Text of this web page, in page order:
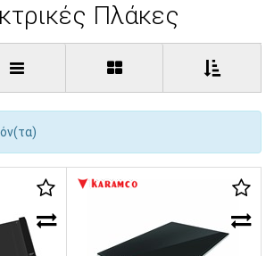
Πλάκες